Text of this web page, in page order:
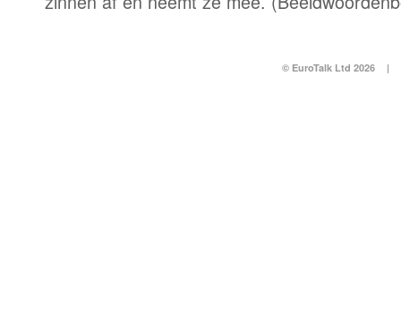
© EuroTalk Ltd 2026 |